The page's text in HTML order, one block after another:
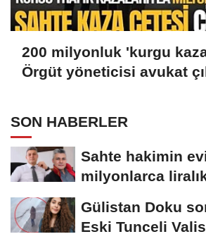
200 milyonluk 'kurgu
Örgüt yöneticisi avukat
SON HABERLER
Sahte hakimin
milyonlarca
Gülistan Doku
Eski Tunceli